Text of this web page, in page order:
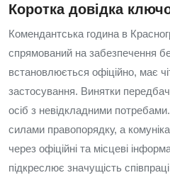
Коротка довідка
Комендантська година в
спрямований на забезпечення
встановлюється офіційно, має
застосування. Винятки
осіб з невідкладними
силами правопорядку, а
через офіційні та місцеві
підкреслює значущість